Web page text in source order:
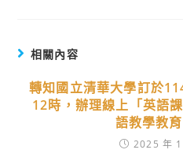
相關內容
轉知國立清華大學訂於
12時，辦理線上「英語
語教學教
2025 年